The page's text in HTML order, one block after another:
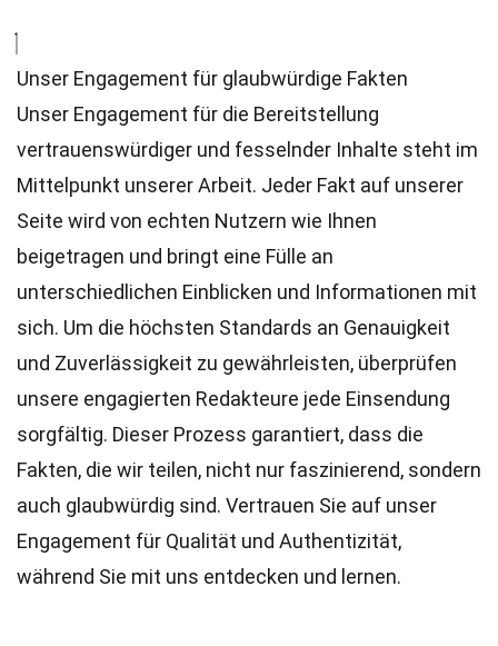
Unser Engagement für glaubwürdige Fakten
Unser Engagement für die Bereitstellung
vertrauenswürdiger und fesselnder Inhalte steht im
Mittelpunkt unserer Arbeit. Jeder Fakt auf unserer
Seite wird von echten Nutzern wie Ihnen
beigetragen und bringt eine Fülle an
unterschiedlichen Einblicken und Informationen mit
sich. Um die höchsten Standards an Genauigkeit
und Zuverlässigkeit zu gewährleisten, überprüfen
unsere engagierten Redakteure jede Einsendung
sorgfältig. Dieser Prozess garantiert, dass die
Fakten, die wir teilen, nicht nur faszinierend, sondern
auch glaubwürdig sind. Vertrauen Sie auf unser
Engagement für Qualität und Authentizität,
während Sie mit uns entdecken und lernen.